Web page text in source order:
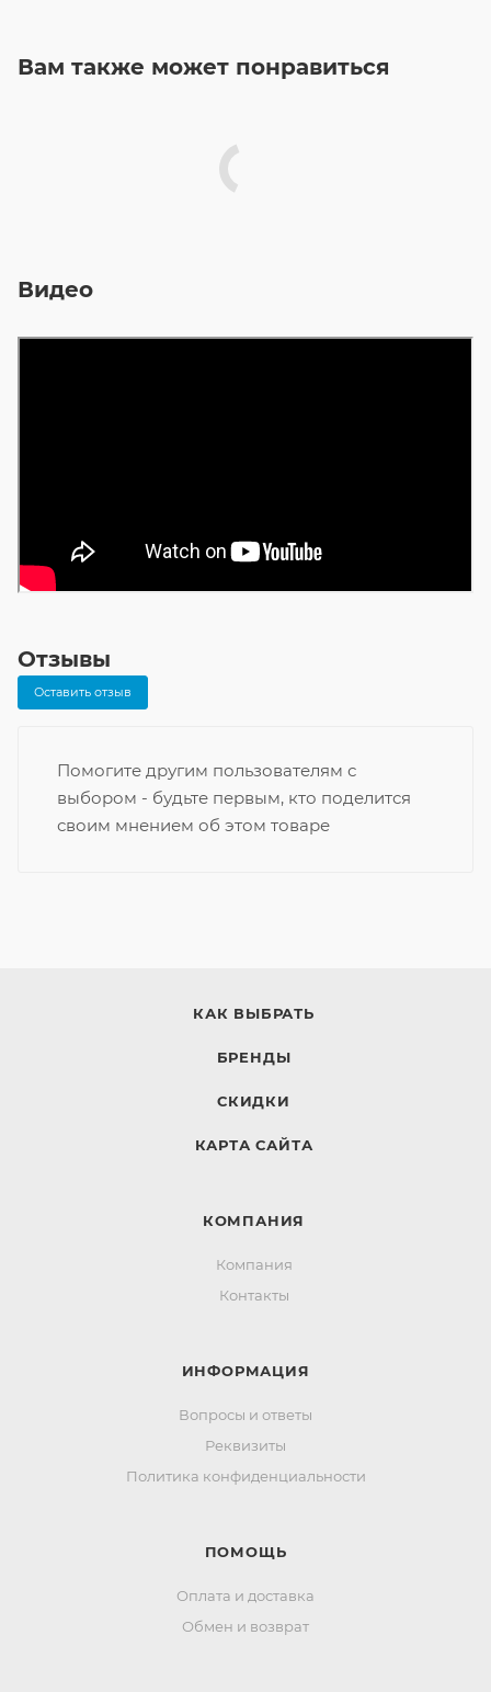
Вам также может понравиться
Видео
Отзывы
Оставить отзыв
Помогите другим пользователям с
выбором - будьте первым, кто поделится
своим мнением об этом товаре
КАК ВЫБРАТЬ
БРЕНДЫ
СКИДКИ
КАРТА САЙТА
КОМПАНИЯ
Компания
Контакты
ИНФОРМАЦИЯ
Вопросы и ответы
Реквизиты
Политика конфиденциальности
ПОМОЩЬ
Оплата и доставка
Обмен и возврат